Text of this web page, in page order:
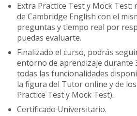
Extra Practice Test y Mock Test:
de Cambridge English con el
preguntas y tiempo real por
puedas evaluarte.
Finalizado el curso, podrás
entorno de aprendizaje durante
todas las funcionalidades
la figura del Tutor online y de
Practice Test y Mock Test).
Certificado Universitario.